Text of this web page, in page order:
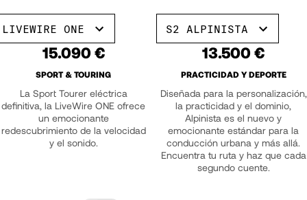
LIVEWIRE ONE S2 ALPINISTA
15.090 € 13.500 €
SPORT & TOURING
La Sport Tourer eléctrica
definitiva, la LiveWire ONE ofrece
un emocionante
redescubrimiento de la velocidad
y el sonido.
PRACTICIDAD Y DEPORTE
Diseñada para la personalización,
la practicidad y el dominio,
Alpinista es el nuevo y
emocionante estándar para la
conducción urbana y más allá.
Encuentra tu ruta y haz que cada
segundo cuente.